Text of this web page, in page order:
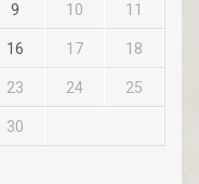
9 10 11
16 17 18
23 24 25
30